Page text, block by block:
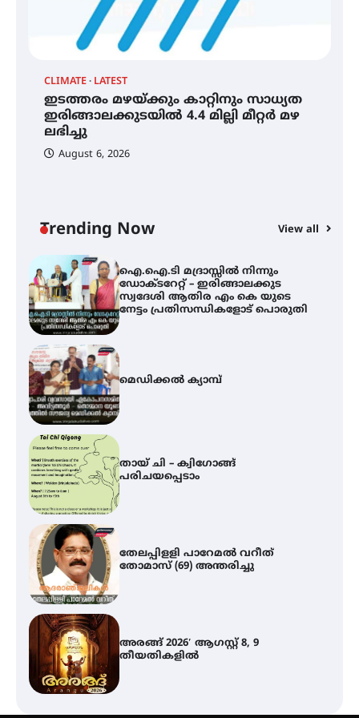
CLIMATE LATEST
ഇടത്തരം മഴയ്ക്കും കാറ്റിനും സാധ്യത
ഇരിങ്ങാലക്കുടയിൽ 4.4 മില്ലി മീറ്റർ മഴ
ലഭിച്ചു
August 6, 2026
Trending Now View all
തേലപ്പിളളി പാറേമൽ വറീത്
തോമാസ് (69) അന്തരിച്ചു
അരങ്ങ് 2026′ ആഗസ്റ്റ് 8, 9
തീയതികളിൽ
ഐ.ഐ.ടി മദ്രാസ്സിൽ നിന്നും
ഡോക്ടറേറ്റ് – ഇരിങ്ങാലക്കുട
സ്വദേശി ആതിര എം കെ യുടെ
നേട്ടം പ്രതിസന്ധികളോട് പൊരുതി
മെഡിക്കൽ ക്യാമ്പ്
തായ് ചി – ക്വിഗോങ്ങ്
പരിചയപ്പെടാം
തേലപ്പിളളി പാറേമൽ വറീത്
തോമാസ് (69) അന്തരിച്ചു
അരങ്ങ് 2026′ ആഗസ്റ്റ് 8, 9
തീയതികളിൽ